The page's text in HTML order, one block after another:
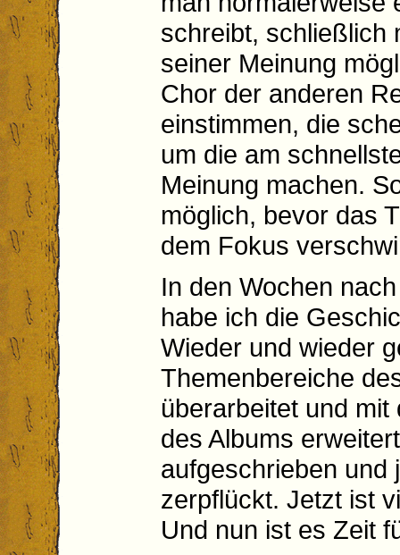
schreibt, schließlich
seiner Meinung
Chor der anderen
einstimmen, die
um die am
Meinung machen.
möglich, bevor das
dem Fokus
In den Wochen
habe ich die
Wieder und wieder
Themenbereiche
überarbeitet und
des Albums
aufgeschrieben und
zerpflückt. Jetzt ist
Und nun ist es Zeit